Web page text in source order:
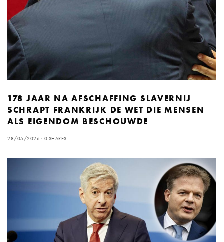
178 JAAR NA AFSCHAFFING SLAVERNIJ
SCHRAPT FRANKRIJK DE WET DIE MENSEN
ALS EIGENDOM BESCHOUWDE
28/05/2026 0 SHARES